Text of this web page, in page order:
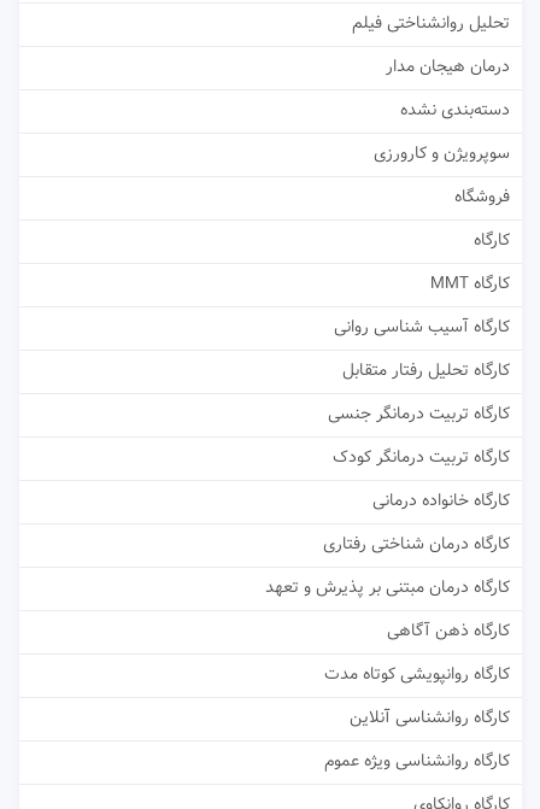
تحلیل روانشناختی فیلم
درمان هیجان مدار
دسته‌بندی نشده
سوپرویژن و کارورزی
فروشگاه
کارگاه
کارگاه MMT
کارگاه آسیب شناسی روانی
کارگاه تحلیل رفتار متقابل
کارگاه تربیت درمانگر جنسی
کارگاه تربیت درمانگر کودک
کارگاه خانواده درمانی
کارگاه درمان شناختی رفتاری
کارگاه درمان مبتنی بر پذیرش و تعهد
کارگاه ذهن آگاهی
کارگاه روانپویشی کوتاه مدت
کارگاه روانشناسی آنلاین
کارگاه روانشناسی ویژه عموم